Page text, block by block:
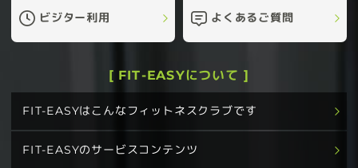
ビジター利用 よくあるご質問
[ FIT-EASYについて ]
FIT-EASYはこんなフィットネスクラブです
FIT-EASYのサービスコンテンツ